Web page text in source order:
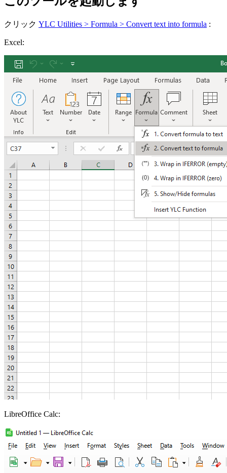
クリック YLC Utilities > Formula > Convert text into formula :
Excel:
LibreOffice Calc: